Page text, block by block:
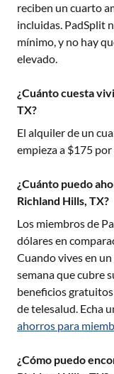
reciben un cuarto
incluidas. PadSplit
mínimo, y no hay
elevado.
¿Cuánto cuesta
TX?
El alquiler de un
empieza a $175 por
¿Cuánto puedo
Richland Hills, TX?
Los miembros de
dólares en
Cuando vives en
semana que cubre
beneficios
de telesalud. Echa
ahorros para
¿Cómo puedo